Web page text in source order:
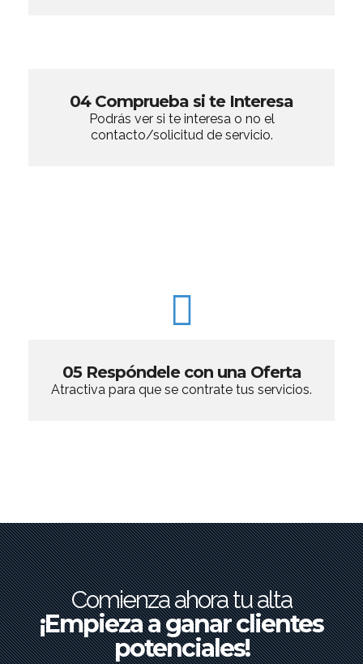
04 Comprueba si te Interesa
Podrás ver si te interesa o no el
contacto/solicitud de servicio.
05 Respóndele con una Oferta
Atractiva para que se contrate tus servicios.
Comienza ahora tu alta
¡Empieza a ganar clientes
potenciales!